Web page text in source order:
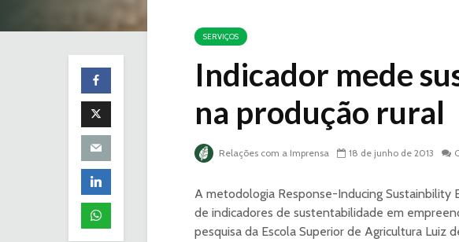
SERVIÇOS
Indicador mede
na produção rural
Relações com a Imprensa 18 de junho de 2013
A metodologia Response-Inducing Sustainbility
de indicadores de sustentabilidade em
pesquisa da Escola Superior de Agricultura Luiz